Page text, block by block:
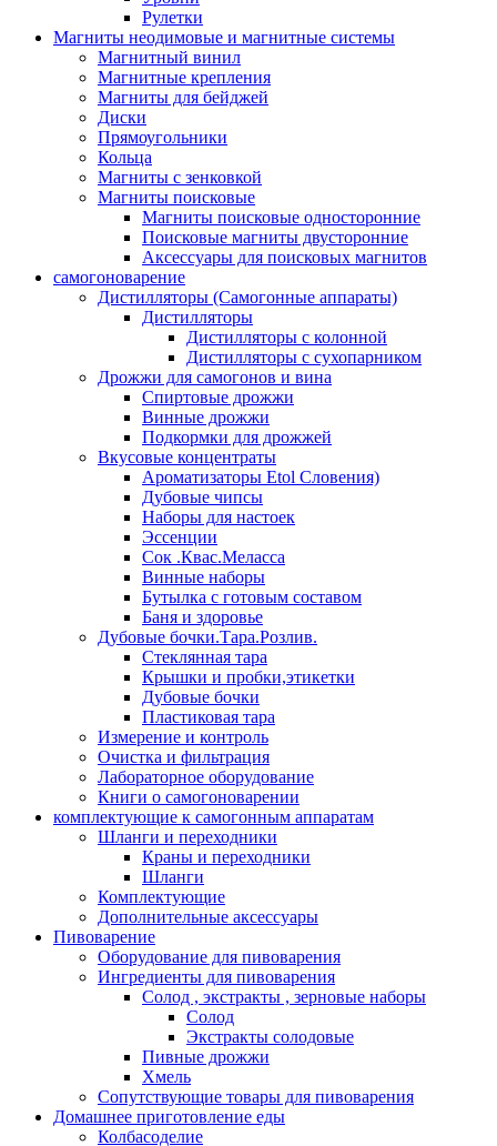
Рулетки
Магниты неодимовые и магнитные системы
Магнитный винил
Магнитные крепления
Магниты для бейджей
Диски
Прямоугольники
Кольца
Магниты с зенковкой
Магниты поисковые
Магниты поисковые односторонние
Поисковые магниты двусторонние
Аксессуары для поисковых магнитов
самогоноварение
Дистилляторы (Самогонные аппараты)
Дистилляторы
Дистилляторы с колонной
Дистилляторы с сухопарником
Дрожжи для самогонов и вина
Спиртовые дрожжи
Винные дрожжи
Подкормки для дрожжей
Вкусовые концентраты
Ароматизаторы Etol Словения)
Дубовые чипсы
Наборы для настоек
Эссенции
Сок .Квас.Меласса
Винные наборы
Бутылка с готовым составом
Баня и здоровье
Дубовые бочки.Тара.Розлив.
Стеклянная тара
Крышки и пробки,этикетки
Дубовые бочки
Пластиковая тара
Измерение и контроль
Очистка и фильтрация
Лабораторное оборудование
Книги о самогоноварении
комплектующие к самогонным аппаратам
Шланги и переходники
Краны и переходники
Шланги
Комплектующие
Дополнительные аксессуары
Пивоварение
Оборудование для пивоварения
Ингредиенты для пивоварения
Солод , экстракты , зерновые наборы
Солод
Экстракты солодовые
Пивные дрожжи
Хмель
Сопутствующие товары для пивоварения
Домашнее приготовление еды
Колбасоделие